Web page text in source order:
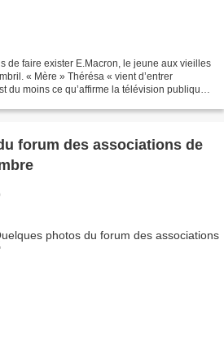
de faire exister E.Macron, le jeune aux vieilles
« Mère » Thérésa « vient d’entrer
du moins ce qu’affirme la télévision publique
forum des associations de